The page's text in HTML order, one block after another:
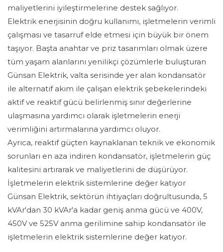
maliyetlerini iyileştirmelerine destek sağlıyor.
Elektrik enerjisinin doğru kullanımı, işletmelerin verimli
çalışması ve tasarruf elde etmesi için büyük bir önem
taşıyor. Başta anahtar ve priz tasarımları olmak üzere
tüm yaşam alanlarını yenilikçi çözümlerle buluşturan
Günsan Elektrik, valta serisinde yer alan kondansatör
ile alternatif akım ile çalışan elektrik şebekelerindeki
aktif ve reaktif gücü belirlenmiş sınır değerlerine
ulaşmasına yardımcı olarak işletmelerin enerji
verimliğini artırmalarına yardımcı oluyor.
Ayrıca, reaktif güçten kaynaklanan teknik ve ekonomik
sorunları en aza indiren kondansatör, işletmelerin güç
kalitesini artırarak ve maliyetlerini de düşürüyor.
İşletmelerin elektrik sistemlerine değer katıyor
Günsan Elektrik, sektörün ihtiyaçları doğrultusunda, 5
kVAr'dan 30 kVAr'a kadar geniş anma gücü ve 400V,
450V ve 525V anma gerilimine sahip kondansatör ile
işletmelerin elektrik sistemlerine değer katıyor.